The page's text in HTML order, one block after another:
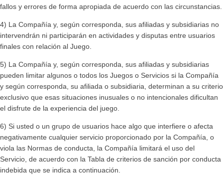
fallos y errores de forma apropiada de acuerdo con las circunstancias.
4) La Compañía y, según corresponda, sus afiliadas y subsidiarias no
intervendrán ni participarán en actividades y disputas entre usuarios
finales con relación al Juego.
5) La Compañía y, según corresponda, sus afiliadas y subsidiarias
pueden limitar algunos o todos los Juegos o Servicios si la Compañía
y según corresponda, su afiliada o subsidiaria, determinan a su criterio
exclusivo que esas situaciones inusuales o no intencionales dificultan
el disfrute de la experiencia del juego.
6) Si usted o un grupo de usuarios hace algo que interfiere o afecta
negativamente cualquier servicio proporcionado por la Compañía, o
viola las Normas de conducta, la Compañía limitará el uso del
Servicio, de acuerdo con la Tabla de criterios de sanción por conducta
indebida que se indica a continuación.